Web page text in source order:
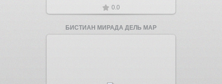
0.0
БИСТИАН МИРАДА ДЕЛЬ МАР